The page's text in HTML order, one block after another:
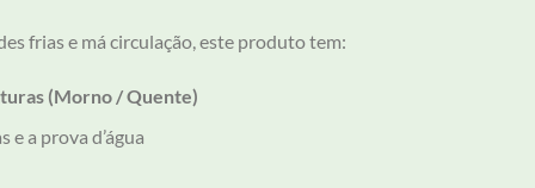
frias e má circulação, este produto tem:
(Morno / Quente)
e a prova d’água